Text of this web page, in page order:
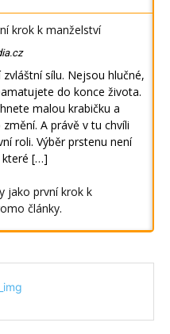
krok k manželství
sílu. Nejsou hlučné,
do konce života.
malou krabičku a
A právě v tu chvíli
roli. Výběr prstenu není
které […]
jako první krok k
články.